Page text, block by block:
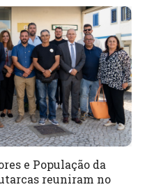
e População da
reuniram no